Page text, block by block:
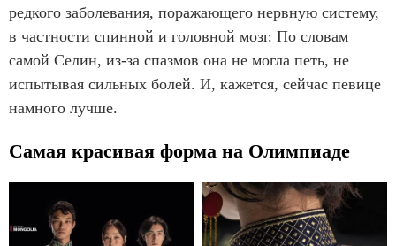
редкого заболевания, поражающего нервную систему,
в частности спинной и головной мозг. По словам
самой Селин, из-за спазмов она не могла петь, не
испытывая сильных болей. И, кажется, сейчас певице
намного лучше.
Самая красивая форма на Олимпиаде